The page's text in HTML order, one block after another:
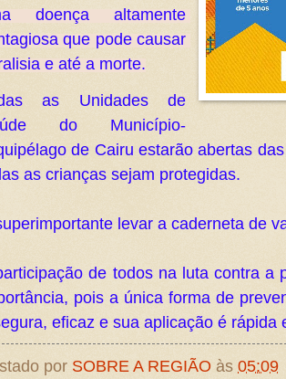
doença altamente
que pode causar
e até a morte.
as Unidades de
do Município-
de Cairu estarão abertas
as crianças sejam protegidas.
levar a caderneta de
de todos na luta contra a
pois a única forma de
eficaz e sua aplicação é rápida
por SOBRE A REGIÃO às 05:09